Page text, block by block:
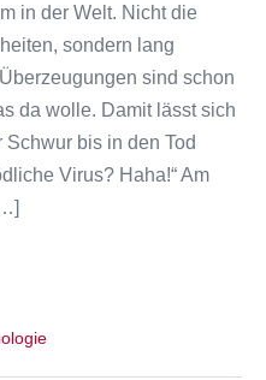
in der Welt. Nicht die
sondern lang
sind schon
da wolle. Damit lässt sich
bis in den Tod
Virus? Haha!“ Am